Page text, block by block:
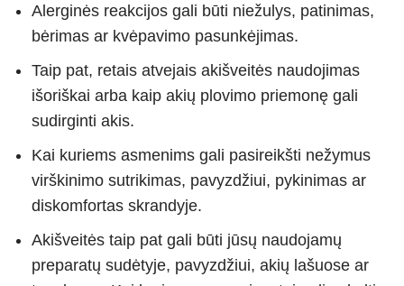
Alerginės reakcijos gali būti niežulys, patinimas,
bėrimas ar kvėpavimo pasunkėjimas.
Taip pat, retais atvejais akišveitės naudojimas
išoriškai arba kaip akių plovimo priemonę gali
sudirginti akis.
Kai kuriems asmenims gali pasireikšti nežymus
virškinimo sutrikimas, pavyzdžiui, pykinimas ar
diskomfortas skrandyje.
Akišveitės taip pat gali būti jūsų naudojamų
preparatų sudėtyje, pavyzdžiui, akių lašuose ar